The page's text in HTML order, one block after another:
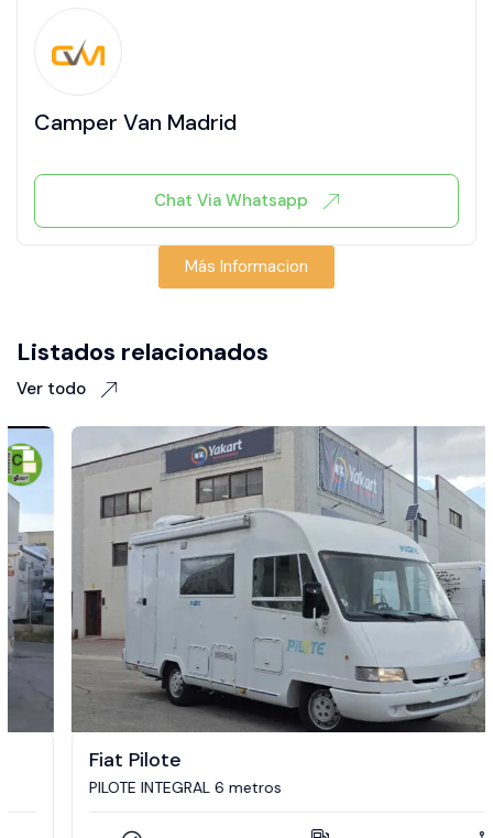
Camper Van Madrid
Chat Via Whatsapp
Más Informacion
Listados relacionados
Ver todo
Fiat Pilote
PILOTE INTEGRAL 6 metros